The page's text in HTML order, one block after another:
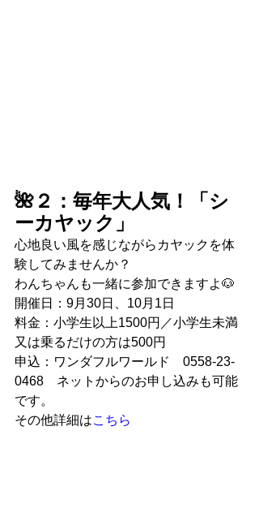
🌺２：毎年大人気！「シ
ーカヤック」
心地良い風を感じながらカヤックを体
験してみませんか？
わんちゃんも一緒に参加できますよ🐶
開催日：9月30日、10月1日
料金：小学生以上1500円／小学生未満
又は乗るだけの方は500円
申込：ワンダフルワールド　0558-23-
0468　ネットからのお申し込みも可能
です。
その他詳細はこちら